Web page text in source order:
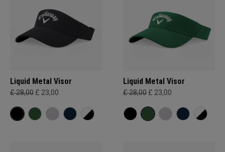
Liquid Metal Visor
£ 28,00 £ 23,00
Liquid Metal Visor
£ 28,00 £ 23,00